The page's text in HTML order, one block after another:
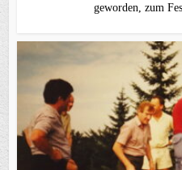
geworden, zum